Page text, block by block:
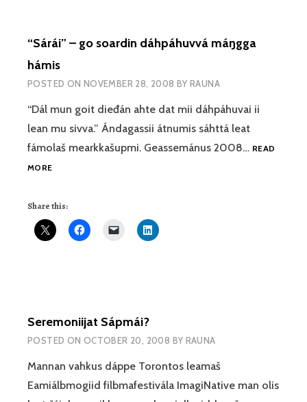
“Sárái” – go soardin dáhpáhuvvá máŋgga
hámis
POSTED ON NOVEMBER 28, 2008 BYRAUNA
“Dál mun goit dieđán ahte dat mii dáhpáhuvai ii
lean mu sivva.” Ándagassii átnumis sáhttá leat
fámolaš mearkkašupmi. Geassemánus 2008… READ
MORE“SÁRÁI”
SOARDIN
DÁHPÁHUVVÁ
MÁŊGGA
Share this:
Seremoniijat Sápmái?
POSTED ON OCTOBER 20, 2008 BY RAUNA
Mannan vahkus dáppe Torontos leamaš
Eamiálbmogiid filbmafestivála ImagiNative man olis